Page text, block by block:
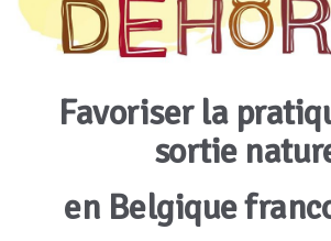
Favoriser la
sortie
en Belgique